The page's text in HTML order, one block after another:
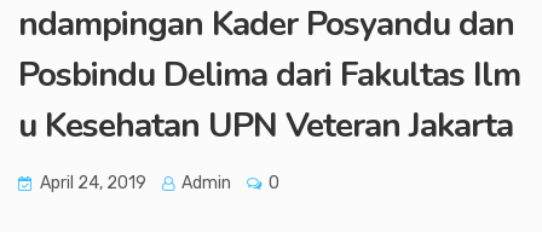
ndampingan Kader Posyandu dan
Posbindu Delima dari Fakultas Ilm
u Kesehatan UPN Veteran Jakarta
April 24, 2019 Admin 0